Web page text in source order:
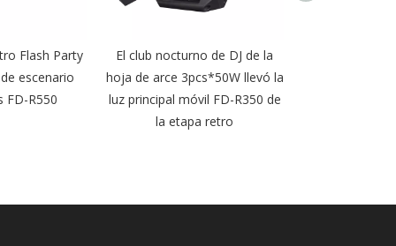
El club nocturno de DJ de la
hoja de arce 3pcs*50W llevó la
luz principal móvil FD-R350 de
Luz estroboscópica 7x100w
Rgb Wash Effect Retro Stage
Light para Party Disco Club